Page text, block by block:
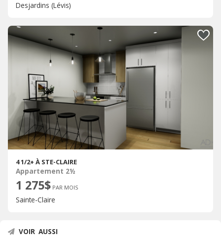
Desjardins (Lévis)
4 1/2+ À STE-CLAIRE
Appartement 2½
1 275$ PAR MOIS
Sainte-Claire
VOIR AUSSI